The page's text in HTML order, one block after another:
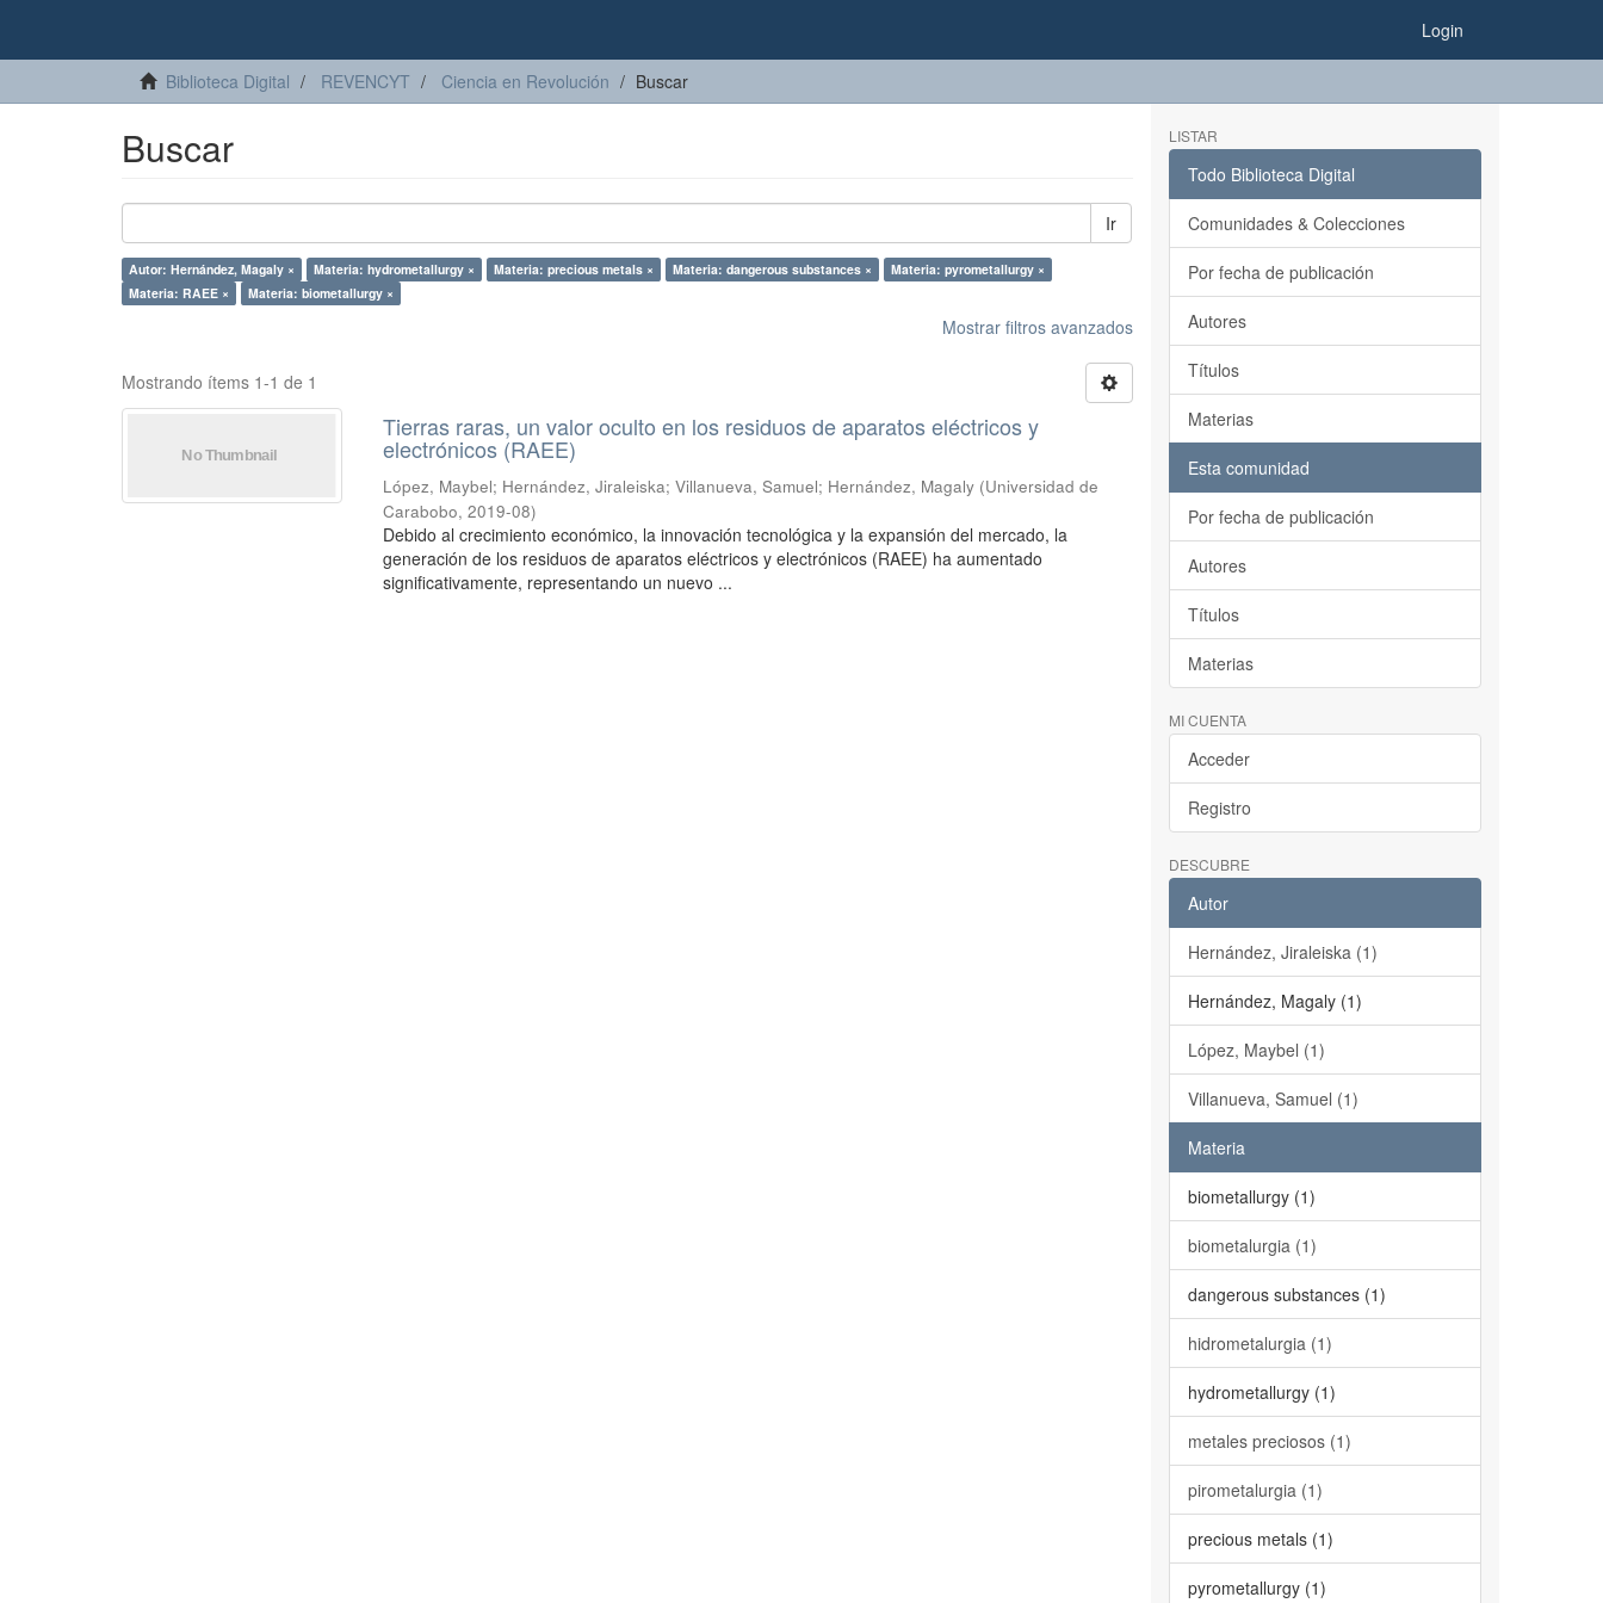
Login
Biblioteca Digital REVENCYT Ciencia en Revolución Buscar
Buscar
Ir
Autor: Hernández, Magaly × Materia: hydrometallurgy × Materia: precious metals × Materia: dangerous substances ×
Materia: pyrometallurgy ×
Materia: RAEE ×
Materia: biometallurgy ×
Mostrar filtros avanzados
Mostrando ítems 1-1 de 1
Tierras raras, un valor oculto en los residuos de aparatos eléctricos y
electrónicos (RAEE)
López, Maybel; Hernández, Jiraleiska;Villanueva, Samuel; Hernández, Magaly (Universidad de
Carabobo,2019-08)
Debido al crecimiento económico, la innovación tecnológica y la expansión del mercado, la
generación de los residuos de aparatos eléctricos y electrónicos (RAEE) ha aumentado
significativamente, representando un nuevo ...
LISTAR
Todo Biblioteca Digital
Comunidades & Colecciones
Por fecha de publicación
Autores
Títulos
Materias
Esta comunidad
Por fecha de publicación
Autores
Títulos
Materias
MI CUENTA
Acceder
Registro
DESCUBRE
Autor
Hernández, Jiraleiska (1)
Hernández, Magaly (1)
López, Maybel (1)
Villanueva, Samuel (1)
Materia
biometallurgy (1)
biometalurgia (1)
dangerous substances (1)
hidrometalurgia (1)
hydrometallurgy (1)
metales preciosos (1)
pirometalurgia (1)
precious metals (1)
pyrometallurgy (1)